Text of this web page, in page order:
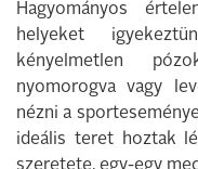
Hagyományos
helyeket
kényelmetlen
nyomorogva vagy
nézni a
ideális teret hoztak